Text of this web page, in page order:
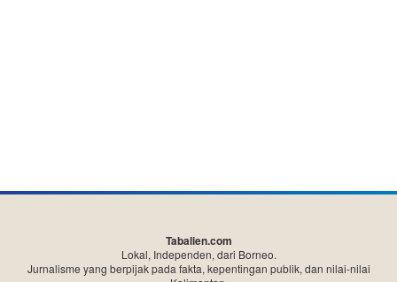
Tabalien.com
Lokal, Independen, dari Borneo.
Jurnalisme yang berpijak pada fakta, kepentingan publik, dan nilai-nilai